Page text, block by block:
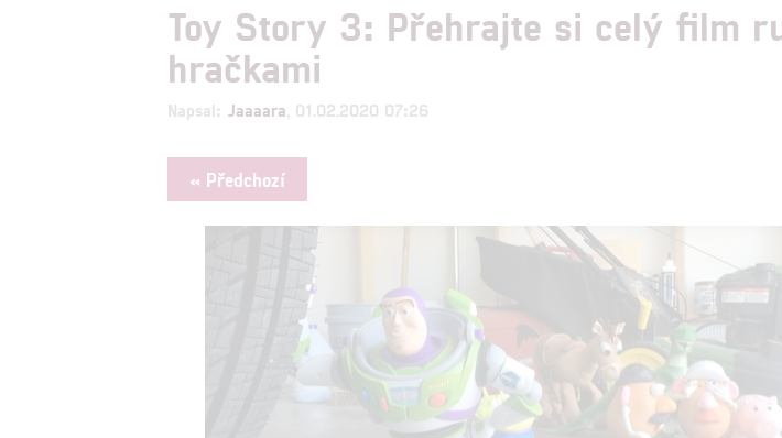
Toy Story 3: Přehrajte si celý film
hračkami
Napsal: Jaaaara , 01.02.2020 07:26
« Předchozí